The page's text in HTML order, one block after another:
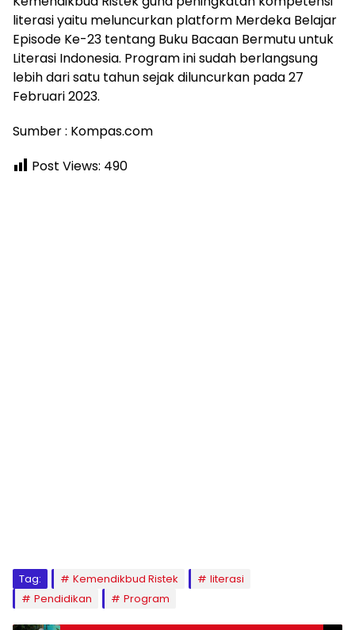
literasi yaitu meluncurkan platform Merdeka Belajar
Episode Ke-23 tentang Buku Bacaan Bermutu untuk
Literasi Indonesia. Program ini sudah berlangsung
lebih dari satu tahun sejak diluncurkan pada 27
Februari 2023.
Sumber : Kompas.com
Post Views: 490
Tag: Kemendikbud Ristek
literasi
Pendidikan
Program